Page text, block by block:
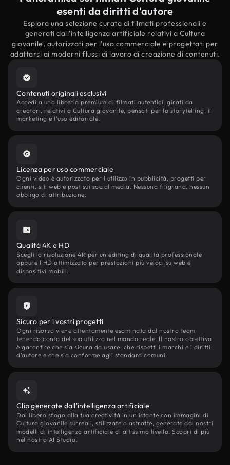
esenti da diritti d'autore
Esplora una selezione curata di filmati professionali e
generati dall'intelligenza artificiale relativi a Cultura
giovanile, autorizzati per l'uso commerciale e progettati per
adattarsi ai moderni flussi di lavoro di creazione di contenuti.
Contenuti originali esclusivi
Accedi a una libreria premium di filmati autentici, girati da
creatori, relativi a Cultura giovanile, pensati per lo storytelling, il
marketing e l'uso editoriale.
Licenza per uso commerciale
Ogni video è autorizzato per l'utilizzo in pubblicità, progetti per
clienti, siti web e post sui social media. Nessuna filigrana, nessun
obbligo di attribuzione.
Qualità 4K e HD
Scegli la risoluzione 4K per un editing di qualità professionale
oppure l'HD ottimizzato per prestazioni più veloci su web e
dispositivi mobili.
Sicuro per i vostri progetti
Ogni risorsa viene attentamente esaminata dal nostro team
tenendo conto del suo utilizzo nel mondo reale. Il nostro obiettivo
è garantire che sia sicura da usare, che rispetti i marchi e i diritti
d'autore e che sia conforme agli standard comuni.
Clip generate dall'intelligenza artificiale
Dai libero sfogo alla tua creatività in un istante con immagini di
Cultura giovanile surreali, stilizzate o astratte, generate dai nostri
modelli di intelligenza artificiale di altissimo livello. Scopri di più
nel nostro AI Studio.